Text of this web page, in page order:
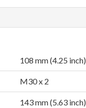
108 mm (4.25 inch)
M30 x 2
143 mm (5.63 inch)